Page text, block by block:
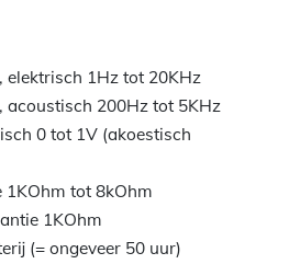
elektrisch 1Hz tot 20KHz
acoustisch 200Hz tot 5KHz
0 tot 1V (akoestisch
tot 8kOhm
1KOhm
(= ongeveer 50 uur)